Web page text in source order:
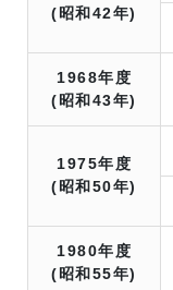
(昭和42年)
1968年度
(昭和43年)
1975年度
(昭和50年)
1980年度
(昭和55年)